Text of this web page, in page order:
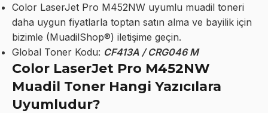
Color LaserJet Pro M452NW uyumlu muadil toneri
daha uygun fiyatlarla toptan satın alma ve bayilik için
bizimle (MuadilShop®) iletişime geçin.
Global Toner Kodu: CF413A / CRG046 M
Color LaserJet Pro M452NW
Muadil Toner Hangi Yazıcılara
Uyumludur?